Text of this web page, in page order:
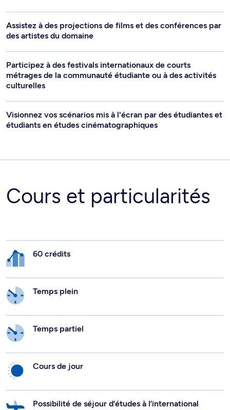
Assistez à des projections de films et des conférences par
des artistes du domaine
Participez à des festivals internationaux de courts
métrages de la communauté étudiante ou à des activités
culturelles
Visionnez vos scénarios mis à l'écran par des étudiantes et
étudiants en études cinématographiques
Cours et particularités
60 crédits
Temps plein
Temps partiel
Cours de jour
Possibilité de séjour d’études à l’international